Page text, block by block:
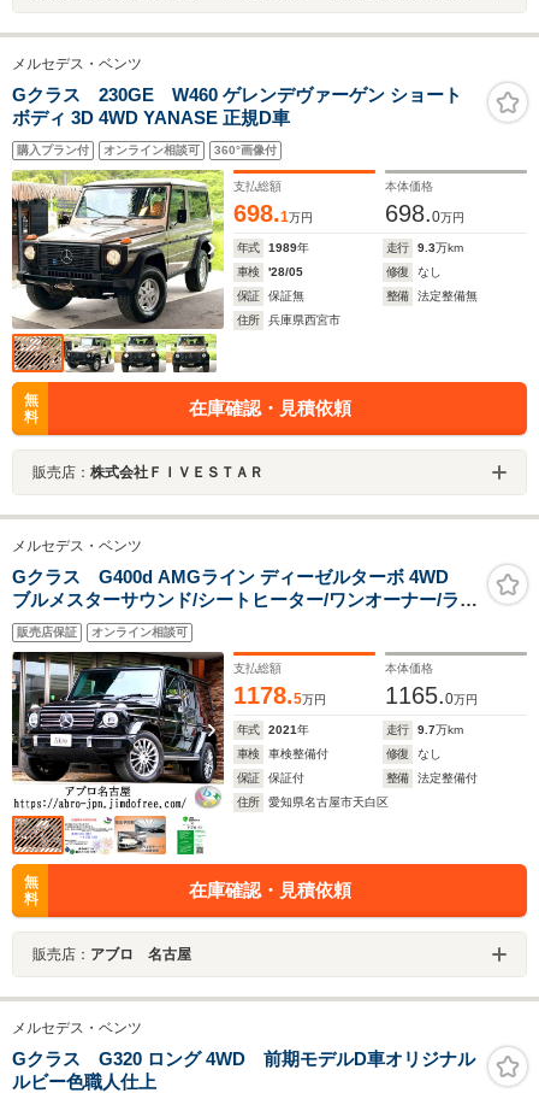
メルセデス・ベンツ
Gクラス 230GE W460 ゲレンデヴァーゲン ショート
ボディ 3D 4WD YANASE 正規D車
購入プラン付 オンライン相談可 360°画像付
支払総額
698.1万円
本体価格
698.0万円
年式 1989年 走行 9.3万km
車検
'28/05 修復
なし
保証
保証無 整備
法定整備無
住所
兵庫県西宮市
無
料
在庫確認・見積依頼
販売店： 株式会社ＦＩＶＥＳＴＡＲ
メルセデス・ベンツ
Gクラス G400d AMGライン ディーゼルターボ 4WD
ブルメスターサウンド/シートヒーター/ワンオーナー/ラグ
ジュアリーPKG/AMGライン/バックカメラ/ETC/全周囲カ
メラ
販売店保証 オンライン相談可
支払総額
1178.5万円
本体価格
1165.0万円
年式 2021年 走行 9.7万km
車検
車検整備付 修復
なし
保証
保証付 整備
法定整備付
住所
愛知県名古屋市天白区
無
料
在庫確認・見積依頼
販売店： アブロ 名古屋
メルセデス・ベンツ
Gクラス G320 ロング 4WD 前期モデルD車オリジナル
ルビー色職人仕上